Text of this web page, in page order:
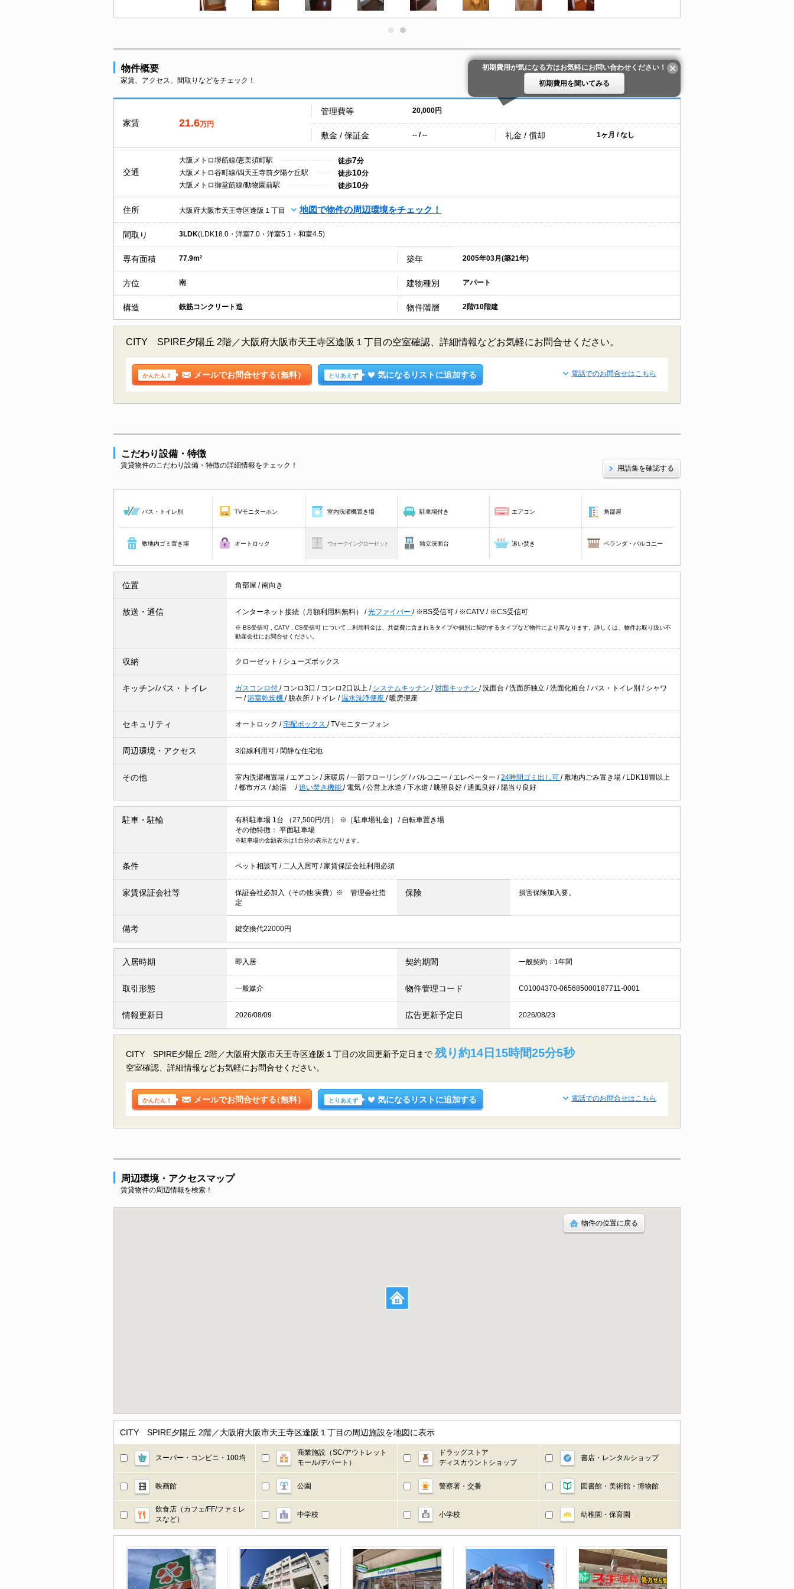
物件概要
家賃、アクセス、間取りなどをチェック！
初期費用が気になる方はお気軽にお問い合わせください！
初期費用を聞いてみる
家賃 21.6万円
管理費等 20,000円
敷金 / 保証金 -- / -- 礼金 / 償却 1ヶ月 / なし
交通
大阪メトロ堺筋線/恵美須町駅 徒歩7分
大阪メトロ谷町線/四天王寺前夕陽ケ丘駅
徒歩10分
大阪メトロ御堂筋線/動物園前駅
徒歩10分
住所 大阪府大阪市天王寺区逢阪１丁目 地図で物件の周辺環境をチェック！
間取り 3LDK(LDK18.0・洋室7.0・洋室5.1・和室4.5)
専有面積 77.9m² 築年 2005年03月(築21年)
方位 南 建物種別 アパート
構造 鉄筋コンクリート造 物件階層 2階/10階建
CITY SPIRE夕陽丘 2階／大阪府大阪市天王寺区逢阪１丁目の空室確認、詳細情報などお気軽にお問合せください。
かんたん！ メールでお問合せする（無料） とりあえず 気になるリストに追加する 電話でのお問合せはこちら
こだわり設備・特徴
賃貸物件のこだわり設備・特徴の詳細情報をチェック！ 用語集を確認する
バス・トイレ別 TVモニターホン 室内洗濯機置き場 駐車場付き エアコン 角部屋
敷地内ゴミ置き場 オートロック ウォークインクローゼット 独立洗面台 追い焚き ベランダ・バルコニー
位置 角部屋 /南向き
放送・通信 インターネット接続（月額利用料無料） /光ファイバー / ※BS受信可 / ※CATV / ※CS受信可
※ BS受信可 , CATV , CS受信可 について…利用料金は、共益費に含まれるタイプや個別に契約するタイプなど物件により異なります。詳しくは、物件お取り扱い不
動産会社にお問合せください。
収納 クローゼット / シューズボックス
キッチン/バス・トイレ ガスコンロ付 / コンロ3口 / コンロ2口以上 / システムキッチン /対面キッチン /洗面台 /洗面所独立 /洗面化粧台 /バス・トイレ別 / シャワ
ー /浴室乾燥機 / 脱衣所 / トイレ /温水洗浄便座 / 暖房便座
セキュリティ オートロック /宅配ボックス /TVモニターフォン
周辺環境・アクセス 3沿線利用可 / 閑静な住宅地
その他 室内洗濯機置場 / エアコン / 床暖房 /一部フローリング /バルコニー / エレベーター /24時間ゴミ出し可 /敷地内ごみ置き場 /
LDK18畳以上
/都市ガス /給湯 /追い焚き機能 / 電気 /公営上水道 /下水道 / 眺望良好 /通風良好 / 陽当り良好
駐車・駐輪 有料駐車場 1台 （27,500円/月） ※［駐車場礼金］ / 自転車置き場
その他特徴： 平面駐車場
※駐車場の金額表示は1台分の表示となります。
条件 ペット相談可 / 二人入居可 /家賃保証会社利用必須
家賃保証会社等
保証会社必加入（その他:実費）※ 管理会社指
定
保険 損害保険加入要。
備考 鍵交換代22000円
入居時期 即入居 契約期間 一般契約：1年間
取引形態 一般媒介 物件管理コード C01004370-065685000187711-0001
情報更新日 2026/08/09 広告更新予定日 2026/08/23
CITY SPIRE夕陽丘 2階／大阪府大阪市天王寺区逢阪１丁目の次回更新予定日まで 残り約14日15時間25分4秒
空室確認、詳細情報などお気軽にお問合せください。
かんたん！ メールでお問合せする（無料） とりあえず 気になるリストに追加する 電話でのお問合せはこちら
周辺環境・アクセスマップ
賃貸物件の周辺情報を検索！
物件の位置に戻る
CITY SPIRE夕陽丘 2階／大阪府大阪市天王寺区逢阪１丁目の周辺施設を地図に表示
スーパー・コンビニ・100均
商業施設（SC/アウトレット
モール/デパート）
ドラッグストア
ディスカウントショップ
書店・レンタルショップ
映画館 公園 警察署・交番 図書館・美術館・博物館
飲食店（カフェ/FF/ファミレ
スなど）
中学校 小学校 幼稚園・保育園